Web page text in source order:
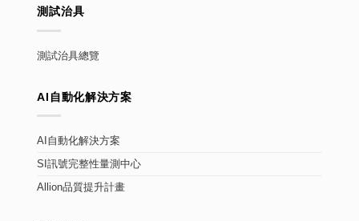
測試治具
測試治具總覽
AI自動化解決方案
AI自動化解決方案
SI訊號完整性量測中心
Allion品質提升計畫